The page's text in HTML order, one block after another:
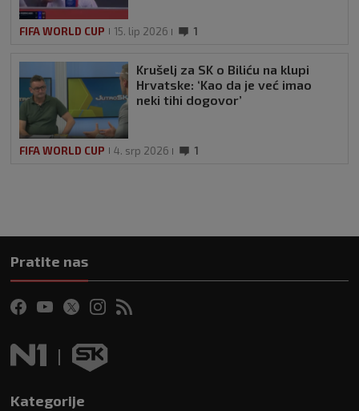
FIFA WORLD CUP 15. lip 2026 1
Krušelj za SK o Biliću na klupi
Hrvatske: ‘Kao da je već imao
neki tihi dogovor’
FIFA WORLD CUP 4. srp 2026 1
Pratite nas
Kategorije